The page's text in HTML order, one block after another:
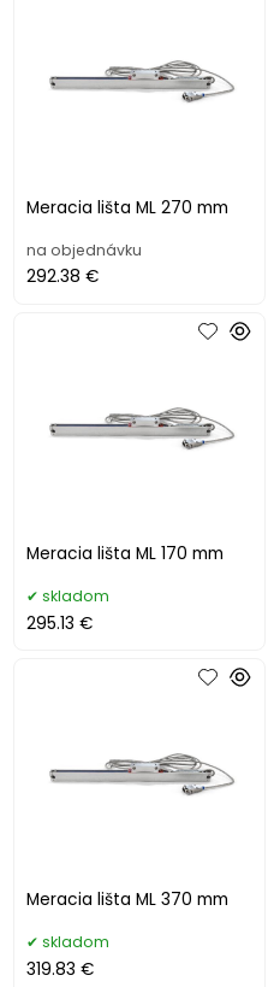
Meracia lišta ML 270 mm
na objednávku
292.38 €
Meracia lišta ML 170 mm
skladom
295.13 €
Meracia lišta ML 370 mm
skladom
319.83 €